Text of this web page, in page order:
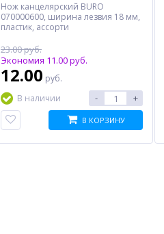
Нож канцелярский BURO
070000600, ширина лезвия 18 мм,
пластик, ассорти
23.00 руб.
Экономия 11.00 руб.
12.00 руб.
В наличии
- +
В КОРЗИНУ